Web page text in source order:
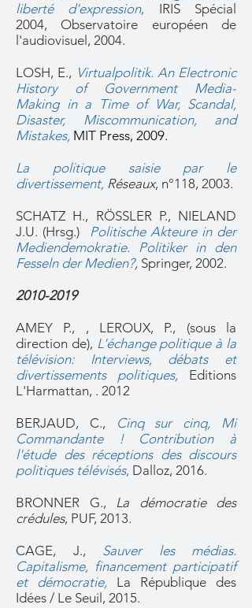
liberté d'expression,
IRIS Spécial
2004, Observatoire européen de
l'audiovisuel, 2004.
LOSH, E., Virtualpolitik. An Electronic
History of Government Media-
Making in a Time of War, Scandal,
Disaster, Miscommunication, and
Mistakes, MIT Press, 2009.
La politique saisie par le
divertissement, Réseaux, n°118, 2003.
SCHATZ H., RÖSSLER P., NIELAND
J.U. (Hrsg.) Politische Akteure in der
Mediendemokratie. Politiker in den
Fesseln der Medien?, Springer, 2002.
2010-2019
AMEY P., , LEROUX, P., (sous la
direction de), L'échange politique à la
télévision: Interviews, débats et
divertissements politiques, Editions
L'Harmattan, . 2012
BERJAUD, C.,
Cinq sur cinq, Mi
Commandante ! Contribution à
l'étude des réceptions des discours
politiques télévisés, Dalloz, 2016.
BRONNER G., La démocratie des
crédules, PUF, 2013.
CAGE, J., Sauver les médias.
Capitalisme, financement participatif
et démocratie,
La République des
Idées / Le Seuil, 2015.